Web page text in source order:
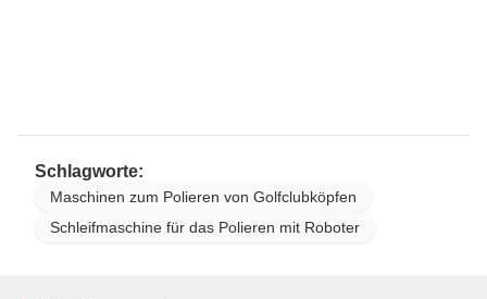
Schlagworte:
Maschinen zum Polieren von Golfclubköpfen
Schleifmaschine für das Polieren mit Roboter